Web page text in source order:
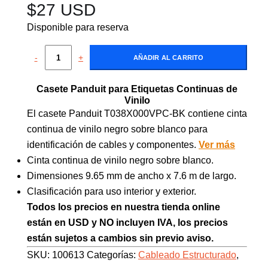
$27 USD
Disponible para reserva
- + AÑADIR AL CARRITO
Casete Panduit para Etiquetas Continuas de
Vinilo
El casete Panduit T038X000VPC-BK contiene cinta
continua de vinilo negro sobre blanco para
identificación de cables y componentes. Ver más
Cinta continua de vinilo negro sobre blanco.
Dimensiones 9.65 mm de ancho x 7.6 m de largo.
Clasificación para uso interior y exterior.
Todos los precios en nuestra tienda online
están en USD y NO incluyen IVA, los precios
están sujetos a cambios sin previo aviso.
SKU: 100613 Categorías: Cableado Estructurado,